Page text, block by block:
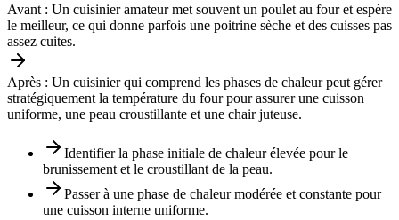
Avant : Un cuisinier amateur met souvent un poulet au four et espère
le meilleur, ce qui donne parfois une poitrine sèche et des cuisses pas
assez cuites.
Après : Un cuisinier qui comprend les phases de chaleur peut gérer
stratégiquement la température du four pour assurer une cuisson
uniforme, une peau croustillante et une chair juteuse.
Identifier la phase initiale de chaleur élevée pour le
brunissement et le croustillant de la peau.
Passer à une phase de chaleur modérée et constante pour
une cuisson interne uniforme.